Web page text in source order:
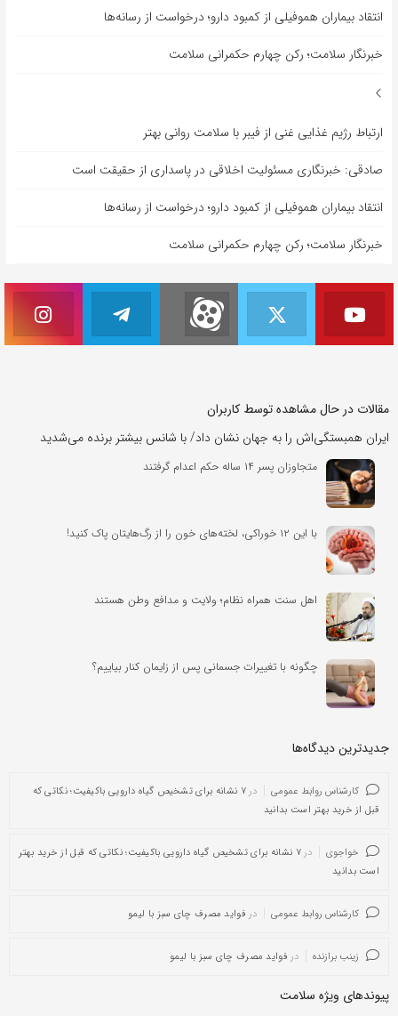
انتقاد بیماران هموفیلی از کمبود دارو؛ درخواست از رسانه‌ها
خبرنگار سلامت؛ رکن چهارم حکمرانی سلامت
ارتباط رژیم غذایی غنی از فیبر با سلامت روانی بهتر
صادقی: خبرنگاری مسئولیت اخلاقی در پاسداری از حقیقت است
انتقاد بیماران هموفیلی از کمبود دارو؛ درخواست از رسانه‌ها
خبرنگار سلامت؛ رکن چهارم حکمرانی سلامت
مقالات در حال مشاهده توسط کاربران
ایران همبستگی‌اش را به جهان نشان داد/ با شانس بیشتر برنده می‌شدید
متجاوزان پسر ۱۴ ساله حکم اعدام گرفتند
با این ۱۲ خوراکی، لخته‌های خون را از رگ‌هایتان پاک کنید!
اهل سنت همراه نظام؛ ولایت و مدافع وطن هستند
چگونه با تغییرات جسمانی پس از زایمان کنار بیاییم؟
جدیدترین دیدگاه‌‌ها
کارشناس روابط عمومی در
۷ نشانه برای تشخیص گیاه دارویی باکیفیت؛ نکاتی که
قبل از خرید بهتر است بدانید
خواجوی در
۷ نشانه برای تشخیص گیاه دارویی باکیفیت؛ نکاتی که قبل از خرید بهتر
است بدانید
کارشناس روابط عمومی در فواید مصرف چای سبز با لیمو
زینب برازنده در فواید مصرف چای سبز با لیمو
پیوندهای ویژه سلامت